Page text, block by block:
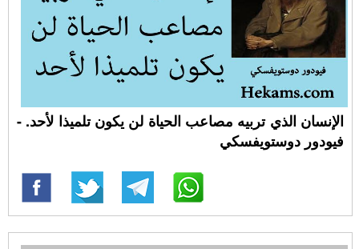
الإنسان الذي تربيه مصاعب الحياة لن يكون تلميذا لأحد. -
فيودور دوستويفسكي